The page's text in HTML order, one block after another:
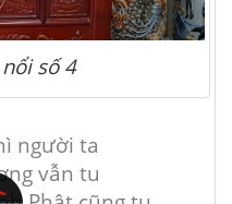
số 4
người ta
vẫn tu